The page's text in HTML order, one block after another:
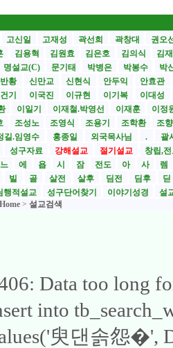
고신일 고재성 곽선희 곽창대
권오
김용혁 김원효 김은호 김의식
김
명설교(C) 문기태 박병은 박봉수
박
황 신만교 신현식 안두익
안효관
기 이국진 이규현 이기복
이대성
이일기 이재철.박영선 이재훈
이정
조성노 조영식 조용기 조학환
조
길.임영수 홍종일 외국목사님 .
괄
성구자료 강해설교 절기설교
창립,
느 에 욥 시 잠 전도 아 사
렘
빌 골 살전 살후 딤전 딤후
딛
행적설교 성구단어찾기 이야기성경
설
Home > 설교검색
Data too long
into
臾댄솕怨�',